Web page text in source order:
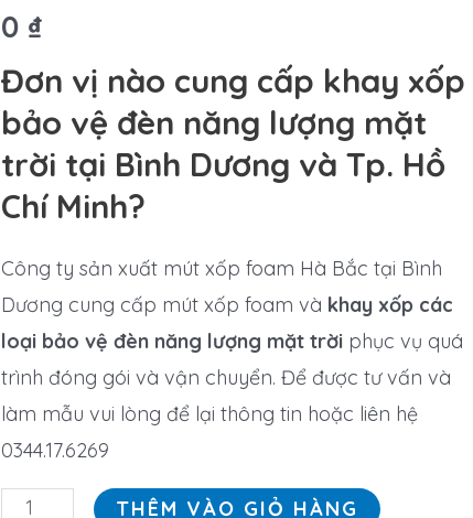
0 ₫
Đơn vị nào cung cấp khay xốp
bảo vệ đèn năng lượng mặt
trời tại Bình Dương và Tp. Hồ
Chí Minh?
Công ty sản xuất mút xốp foam Hà Bắc tại Bình
Dương cung cấp mút xốp foam và khay xốp các
loại bảo vệ đèn năng lượng mặt trời phục vụ quá
trình đóng gói và vận chuyển. Để được tư vấn và
làm mẫu vui lòng để lại thông tin hoặc liên hệ
0344.17.6269
THÊM VÀO GIỎ HÀNG